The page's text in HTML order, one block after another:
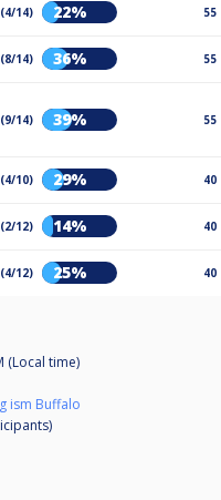
14) 22% 55
14) 36% 55
14) 39% 55
10) 29% 40
12) 14% 40
12) 25% 40
(Local time)
ism Buffalo
)